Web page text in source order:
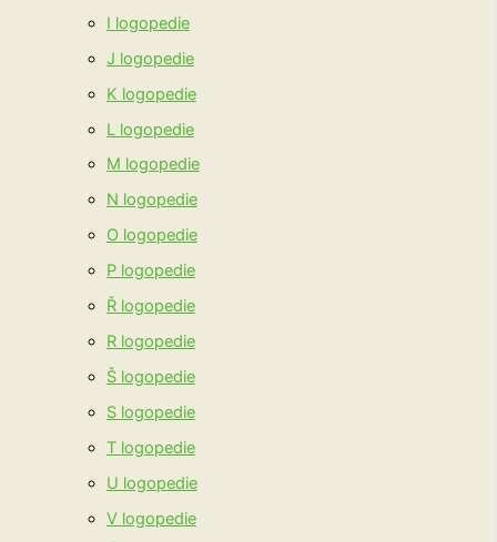
I logopedie
J logopedie
K logopedie
L logopedie
M logopedie
N logopedie
O logopedie
P logopedie
Ř logopedie
R logopedie
Š logopedie
S logopedie
T logopedie
U logopedie
V logopedie